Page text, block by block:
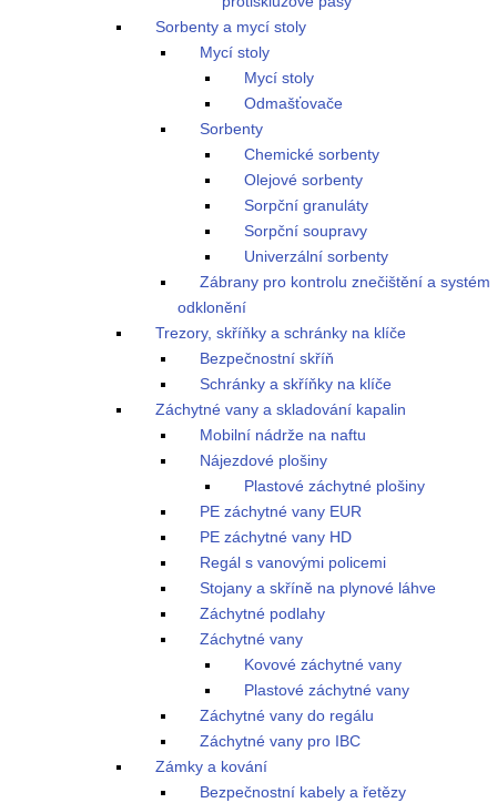
Sorbenty a mycí stoly
Mycí stoly
Mycí stoly
Odmašťovače
Sorbenty
Chemické sorbenty
Olejové sorbenty
Sorpční granuláty
Sorpční soupravy
Univerzální sorbenty
Zábrany pro kontrolu znečištění a systém
odklonění
Trezory, skříňky a schránky na klíče
Bezpečnostní skříň
Schránky a skříňky na klíče
Záchytné vany a skladování kapalin
Mobilní nádrže na naftu
Nájezdové plošiny
Plastové záchytné plošiny
PE záchytné vany EUR
PE záchytné vany HD
Regál s vanovými policemi
Stojany a skříně na plynové láhve
Záchytné podlahy
Záchytné vany
Kovové záchytné vany
Plastové záchytné vany
Záchytné vany do regálu
Záchytné vany pro IBC
Zámky a kování
Bezpečnostní kabely a řetězy